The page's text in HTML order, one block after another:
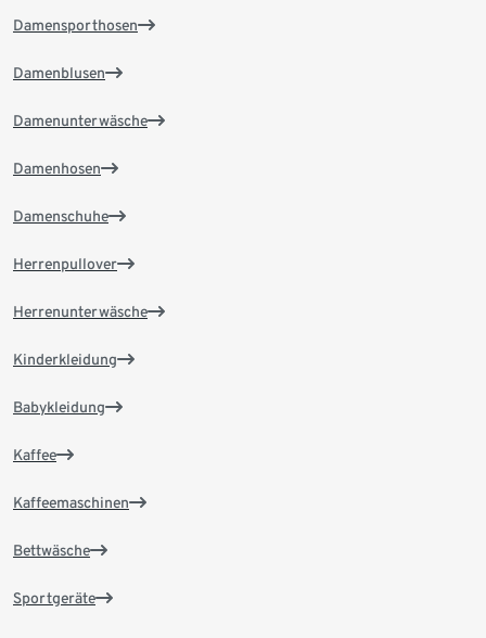
Damensporthosen
Damenblusen
Damenunterwäsche
Damenhosen
Damenschuhe
Herrenpullover
Herrenunterwäsche
Kinderkleidung
Babykleidung
Kaffee
Kaffeemaschinen
Bettwäsche
Sportgeräte